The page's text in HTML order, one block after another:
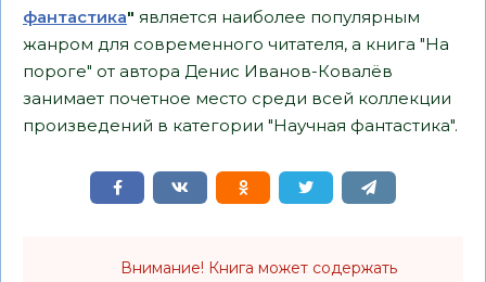
фантастика" является наиболее популярным
жанром для современного читателя, а книга "На
пороге" от автора Денис Иванов-Ковалёв
занимает почетное место среди всей коллекции
произведений в категории "Научная фантастика".
Внимание! Книга может содержать